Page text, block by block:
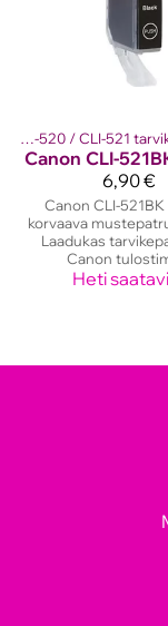
Canon PGI-520 / CLI-521
Canon CLI-
6,90 €
Canon CLI-
korvaava
Laadukas
Canon
Heti
‪» Canon